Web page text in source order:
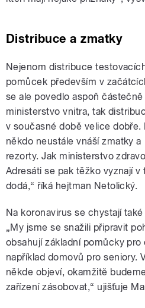
Distribuce a zmatky
Nejenom distribuce
pomůcek především v
se ale povedlo aspoň
ministerstvo vnitra, tak
v současné době velice dobře.
někdo neustále vnáší zmatky
rezorty. Jak ministerstvo
Adresáti se pak těžko vyznají
dodá,“ říká hejtman Netolický.
Na koronavirus se chystají
„My jsme se snažili připravit
obsahují základní pomůcky
například domovů pro seniory.
někde objeví, okamžitě
zařízení zásobovat,“ ujišťuje